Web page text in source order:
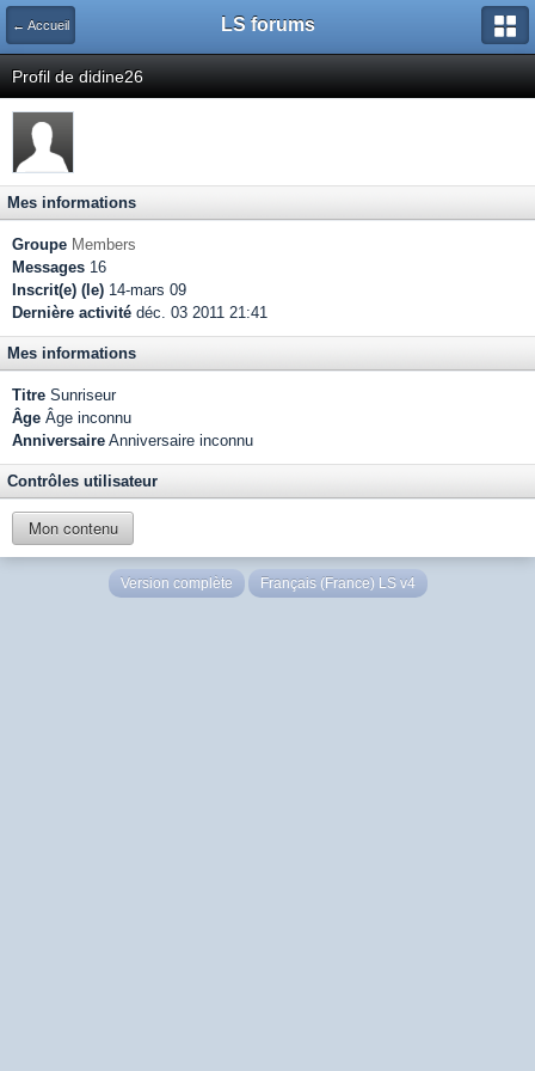
← Accueil LS forums
Profil de didine26
Mes informations
Groupe Members
Messages 16
Inscrit(e) (le) 14-mars 09
Dernière activité déc. 03 2011 21:41
Mes informations
Titre Sunriseur
Âge Âge inconnu
Anniversaire Anniversaire inconnu
Contrôles utilisateur
Mon contenu
Version complète Français (France) LS v4